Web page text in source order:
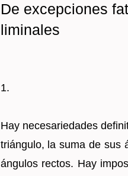
De excepciones
liminales
1.
Hay ne­ce­sa­rie­da­des
trián­gu­lo, la suma de sus
án­gu­los rec­tos. Hay